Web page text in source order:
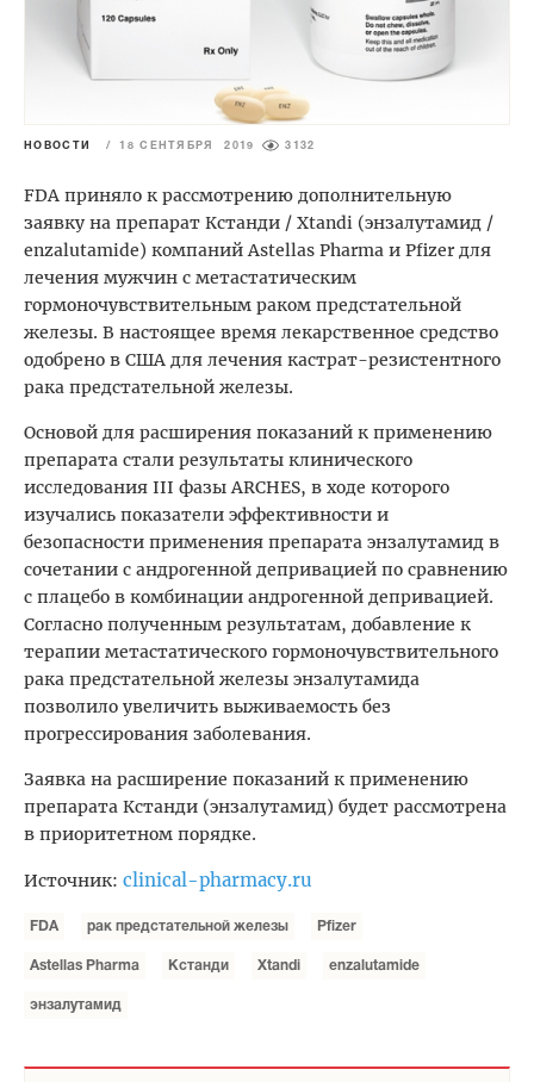
НОВОСТИ / 18 СЕНТЯБРЯ 2019 3132
FDA приняло к рассмотрению дополнительную
заявку на препарат Кстанди / Xtandi (энзалутамид /
enzalutamide) компаний Astellas Pharma и Pfizer для
лечения мужчин с метастатическим
гормоночувствительным раком предстательной
железы. В настоящее время лекарственное средство
одобрено в США для лечения кастрат-резистентного
рака предстательной железы.
Основой для расширения показаний к применению
препарата стали результаты клинического
исследования III фазы ARCHES, в ходе которого
изучались показатели эффективности и
безопасности применения препарата энзалутамид в
сочетании с андрогенной депривацией по сравнению
с плацебо в комбинации андрогенной депривацией.
Согласно полученным результатам, добавление к
терапии метастатического гормоночувствительного
рака предстательной железы энзалутамида
позволило увеличить выживаемость без
прогрессирования заболевания.
Заявка на расширение показаний к применению
препарата Кстанди (энзалутамид) будет рассмотрена
в приоритетном порядке.
Источник: clinical-pharmacy.ru
FDA рак предстательной железы Pfizer
Astellas Pharma Кстанди Xtandi enzalutamide
энзалутамид